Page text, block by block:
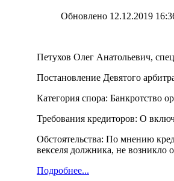
Обновлено 12.12.2019
Петухов Олег Анатольевич,
Постановление Девятого
Категория спора: Банкротство
Требования кредиторов: О
Обстоятельства: По мнению
векселя должника, не возникло
Подробнее...